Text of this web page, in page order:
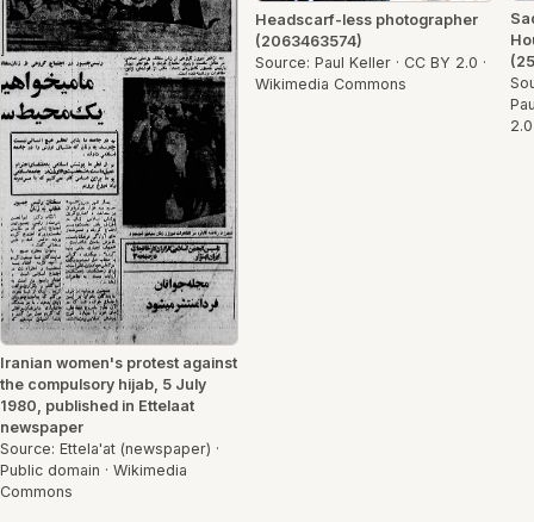
Iranian women's protest against
the compulsory hijab, 5 July
1980, published in Ettelaat
newspaper
Source: Ettela'at (newspaper) ·
Public domain · Wikimedia
Commons
Headscarf-less photographer
(2063463574)
Source: Paul Keller · CC BY 2.0 ·
Wikimedia Commons